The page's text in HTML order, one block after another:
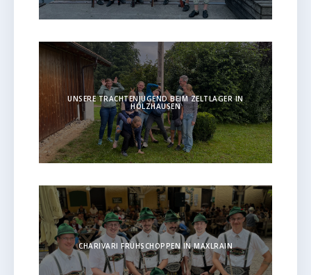
UNSERE TRACHTENJUGEND BEIM ZELTLAGER IN
HOLZHAUSEN
CHARIVARI FRÜHSCHOPPEN IN MAXLRAIN